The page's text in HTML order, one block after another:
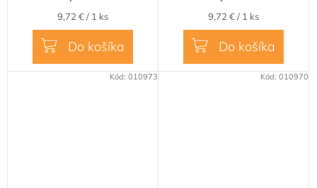
Jednotková
cena:
9,72 € / 1 ks
Do košíka
Jednotková
cena:
9,72 € / 1 ks
Do košíka
Kód: 010973 Kód: 010970